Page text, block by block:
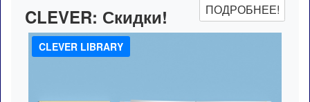
CLEVER: Скидки! ПОДРОБНЕЕ!
CLEVER LIBRARY